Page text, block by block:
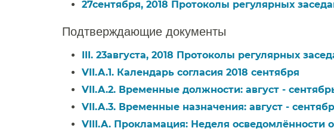
27сентября, 2018 Протоколы регулярных
Подтверждающие документы​​
III. 23августа, 2018 Протоколы регулярных
VII.A.1. Календарь согласия 2018 сентября​​
VII.A.2. Временные должности: август -
VII.A.3. Временные назначения: август -
VIII.A. Прокламация: Неделя осведомлённости